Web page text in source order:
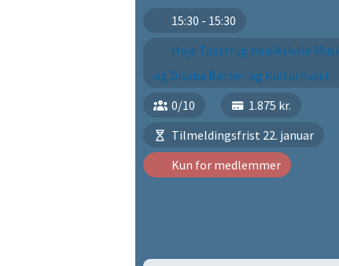
15:30 - 15:30
Høje Taastrup musikskole
og Drama Børne- og Kulturhuset
0/10
1.875 kr.
Tilmeldingsfrist 22. januar
Kun for medlemmer